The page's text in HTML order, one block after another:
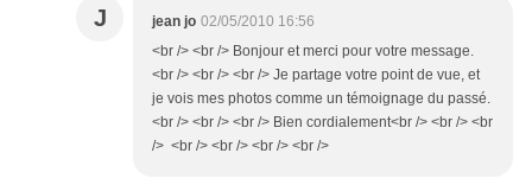
J jean jo 02/05/2010 16:56
<br /> <br /> Bonjour et merci pour votre message.
<br /> <br /> <br /> Je partage votre point de vue, et
je vois mes photos comme un témoignage du passé.
<br /> <br /> <br /> Bien cordialement<br /> <br /> <br
/> <br /> <br /> <br /> <br />